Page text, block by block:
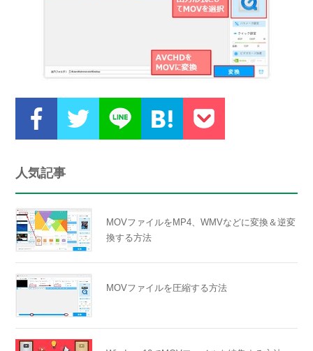
人気記事
MOVファイルをMP4、WMVなどに変換＆逆変
換する方法
MOVファイルを圧縮する方法